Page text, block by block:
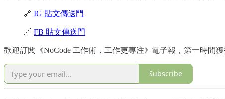
🔗 IG 貼文傳送門
🔗 FB 貼文傳送門
歡迎訂閱《NoCode 工作術，工作更專注》電子報，第一時間
Subscribe